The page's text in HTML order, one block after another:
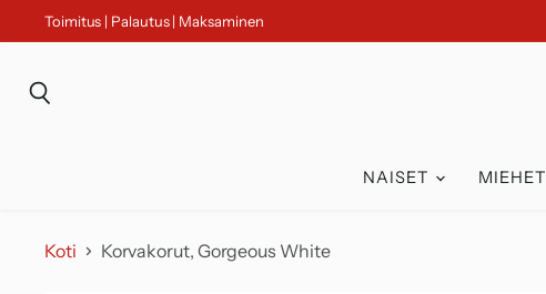
Toimitus | Palautus | Maksaminen
NAISET MIEHET
Koti Korvakorut, Gorgeous White